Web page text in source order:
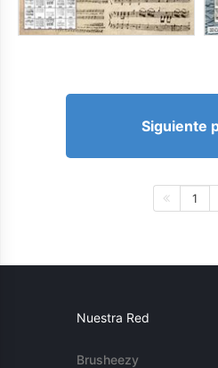
Siguiente
1
Nuestra Red
Brusheezy